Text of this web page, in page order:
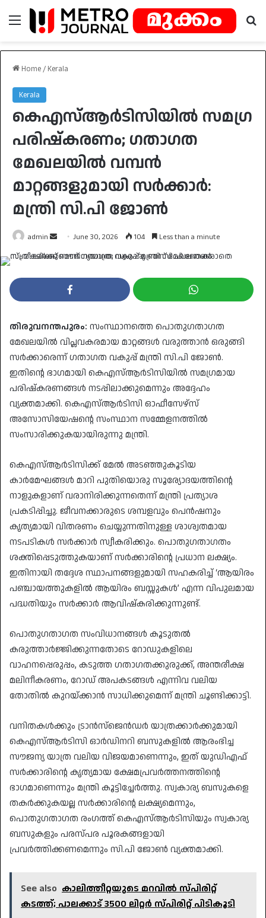
Menu
Home / Kerala
Kerala
കെഎസ്ആർടിസിയിൽ സമഗ്ര
പരിഷ്കരണം; ഗതാഗത
മേഖലയിൽ വമ്പൻ
മാറ്റങ്ങളുമായി സർക്കാർ:
മന്ത്രി സി.പി ജോൺ
admin
Send
an
June 30, 2026 104 Less than a minute
തിരുവനന്തപുരം: സംസ്ഥാനത്തെ പൊതുഗതാഗത
മേഖലയിൽ വിപ്ലവകരമായ മാറ്റങ്ങൾ വരുത്താൻ ഒരുങ്ങി
സർക്കാരെന്ന് ഗതാഗത വകുപ്പ് മന്ത്രി സി.പി ജോൺ.
ഇതിന്റെ ഭാഗമായി കെഎസ്ആർടിസിയിൽ സമഗ്രമായ
പരിഷ്കരണങ്ങൾ നടപ്പിലാക്കുമെന്നും അദ്ദേഹം
വ്യക്തമാക്കി. കെഎസ്ആർടിസി ഓഫീസേഴ്‌സ്
അസോസിയേഷന്റെ സംസ്ഥാന സമ്മേളനത്തിൽ
സംസാരിക്കുകയായിരുന്നു മന്ത്രി.
​കെഎസ്ആർടിസിക്ക് മേൽ അടഞ്ഞുകൂടിയ
കാർമേഘങ്ങൾ മാറി പുതിയൊരു സൂര്യോദയത്തിന്റെ
നാളുകളാണ് വരാനിരിക്കുന്നതെന്ന് മന്ത്രി പ്രത്യാശ
പ്രകടിപ്പിച്ചു. ജീവനക്കാരുടെ ശമ്പളവും പെൻഷനും
കൃത്യമായി വിതരണം ചെയ്യുന്നതിനുള്ള ശാശ്വതമായ
നടപടികൾ സർക്കാർ സ്വീകരിക്കും. പൊതുഗതാഗതം
ശക്തിപ്പെടുത്തുകയാണ് സർക്കാരിന്റെ പ്രധാന ലക്ഷ്യം.
ഇതിനായി തദ്ദേശ സ്ഥാപനങ്ങളുമായി സഹകരിച്ച് ‘ആയിരം
പഞ്ചായത്തുകളിൽ ആയിരം ബസ്സുകൾ’ എന്ന വിപുലമായ
പദ്ധതിയും സർക്കാർ ആവിഷ്കരിക്കുന്നുണ്ട്.
​പൊതുഗതാഗത സംവിധാനങ്ങൾ കൂടുതൽ
കരുത്താർജ്ജിക്കുന്നതോടെ റോഡുകളിലെ
വാഹനപ്പെരുപ്പം, കടുത്ത ഗതാഗതക്കുരുക്ക്, അന്തരീക്ഷ
മലിനീകരണം, റോഡ് അപകടങ്ങൾ എന്നിവ വലിയ
തോതിൽ കുറയ്ക്കാൻ സാധിക്കുമെന്ന് മന്ത്രി ചൂണ്ടിക്കാട്ടി.
​വനിതകൾക്കും ട്രാൻസ്ജെൻഡർ യാത്രക്കാർക്കുമായി
കെഎസ്ആർടിസി ഓർഡിനറി ബസുകളിൽ ആരംഭിച്ച
സൗജന്യ യാത്ര വലിയ വിജയമാണെന്നും, ഇത് യുഡിഎഫ്
സർക്കാരിന്റെ കൃത്യമായ ക്ഷേമപ്രവർത്തനത്തിന്റെ
ഭാഗമാണെന്നും മന്ത്രി കൂട്ടിച്ചേർത്തു. സ്വകാര്യ ബസുകളെ
തകർക്കുകയല്ല സർക്കാരിന്റെ ലക്ഷ്യമെന്നും,
പൊതുഗതാഗത രംഗത്ത് കെഎസ്ആർടിസിയും സ്വകാര്യ
ബസുകളും പരസ്പര പൂരകങ്ങളായി
പ്രവർത്തിക്കണമെന്നും സി.പി ജോൺ വ്യക്തമാക്കി.
See also കാലിത്തീറ്റയുടെ മറവിൽ സ്പിരിറ്റ്
കടത്ത്; പാലക്കാട് 3500 ലിറ്റർ സ്പിരിറ്റ് പിടികൂടി